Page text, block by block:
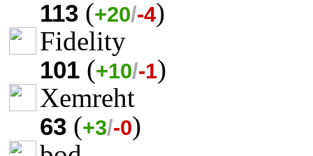
113 (+20/-4)
Fidelity
101 (+10/-1)
Xemreht
63 (+3/-0)